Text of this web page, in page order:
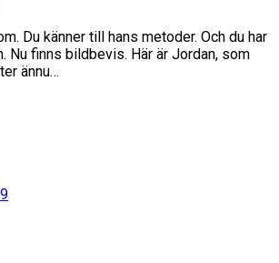
Du känner till hans metoder. Och du har
Nu finns bildbevis. Här är Jordan, som
ännu…